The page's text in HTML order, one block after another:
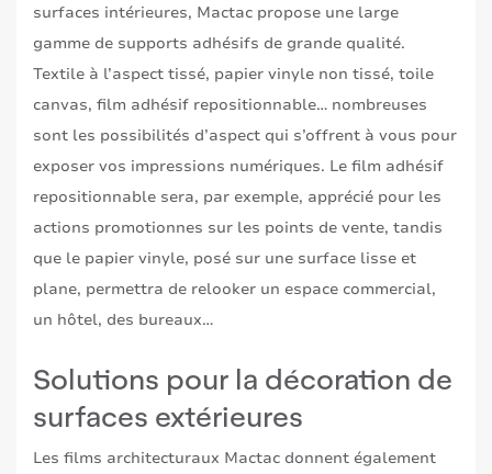
surfaces intérieures, Mactac propose une large
gamme de supports adhésifs de grande qualité.
Textile à l’aspect tissé, papier vinyle non tissé, toile
canvas, film adhésif repositionnable… nombreuses
sont les possibilités d’aspect qui s’offrent à vous pour
exposer vos impressions numériques. Le film adhésif
repositionnable sera, par exemple, apprécié pour les
actions promotionnes sur les points de vente, tandis
que le papier vinyle, posé sur une surface lisse et
plane, permettra de relooker un espace commercial,
un hôtel, des bureaux…
Solutions pour la décoration de
surfaces extérieures
Les films architecturaux Mactac donnent également